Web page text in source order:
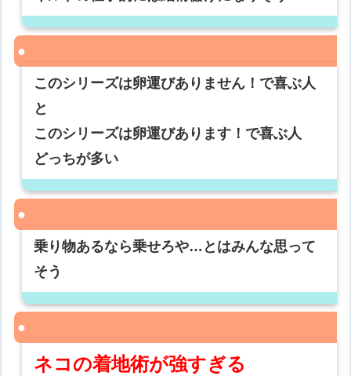
このシリーズは卵運びありません！で喜ぶ人
と
このシリーズは卵運びあります！で喜ぶ人
どっちが多い
乗り物あるなら乗せろや…とはみんな思って
そう
ネコの着地術が強すぎる